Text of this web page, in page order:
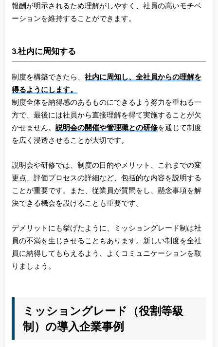
報酬が明示されるため理解がしやすく、社員の高いモチベ
ーションを維持することができます。
3.社内に周知する
制度を構築できたら、 社内に周知し、全社員からの理解を
得るようにします。
制度全体を納得感のあるものにできるよう努力を重ねる一
方で、最後には社員から直接理解を得て実施することが欠
かせません。 説明会の開催や管理職との研修を通じて制度
を広く浸透させることが大切です。
説明会や研修では、制度の目的やメリット、これまでの変
更点、評価プロセスの詳細など、包括的な内容を説明する
ことが重要です。また、従業員が質問をし、懸念事項を解
決できる機会を設けることも重要です。
デメリットにも挙げたように、ミッショングレード制は社
員の不満を生じさせることもあります。新しい制度を全社
員に納得してもらえるよう、よくコミュニケーションを取
りましょう。
ミッショングレード（役割等級
制）の導入企業事例